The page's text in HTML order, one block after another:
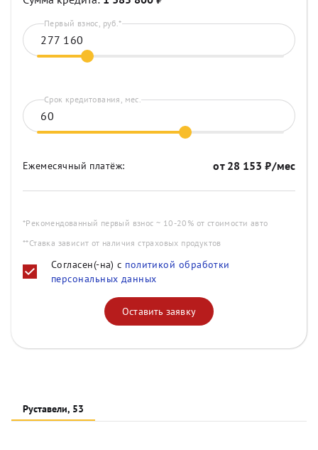
Первый взнос, руб.*
Срок кредитования, мес.
Ежемесячный платёж: от 28 153 ₽/мес
*Рекомендованный первый взнос ~ 10-20% от стоимости авто
**Ставка зависит от наличия страховых продуктов
Согласен(-на) с политикой обработки
персональных данных
Оставить заявку
Руставели, 53